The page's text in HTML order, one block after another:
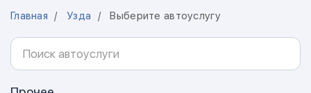
Главная Узда Выберите автоуслугу